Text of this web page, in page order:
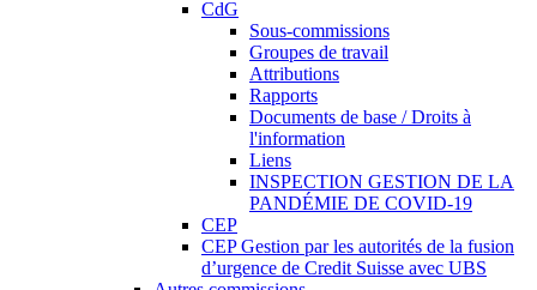
CdG
Sous-commissions
Groupes de travail
Attributions
Rapports
Documents de base / Droits à
l'information
Liens
INSPECTION GESTION DE LA
PANDÉMIE DE COVID-19
CEP
CEP Gestion par les autorités de la fusion
d’urgence de Credit Suisse avec UBS